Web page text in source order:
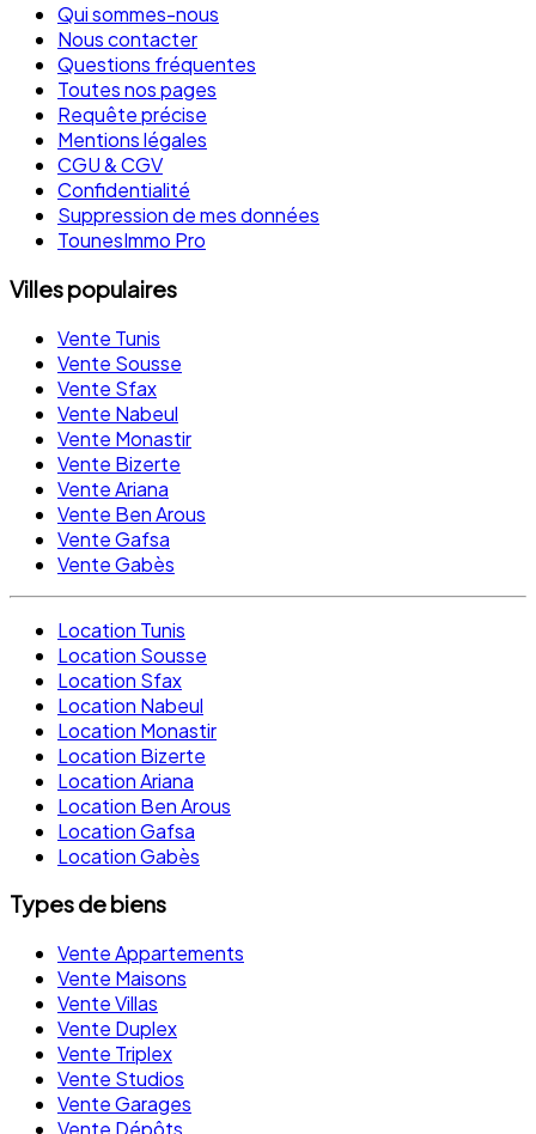
Qui sommes-nous
Nous contacter
Questions fréquentes
Toutes nos pages
Requête précise
Mentions légales
CGU & CGV
Confidentialité
Suppression de mes données
TounesImmo Pro
Villes populaires
Vente Tunis
Vente Sousse
Vente Sfax
Vente Nabeul
Vente Monastir
Vente Bizerte
Vente Ariana
Vente Ben Arous
Vente Gafsa
Vente Gabès
Location Tunis
Location Sousse
Location Sfax
Location Nabeul
Location Monastir
Location Bizerte
Location Ariana
Location Ben Arous
Location Gafsa
Location Gabès
Types de biens
Vente Appartements
Vente Maisons
Vente Villas
Vente Duplex
Vente Triplex
Vente Studios
Vente Garages
Vente Dépôts